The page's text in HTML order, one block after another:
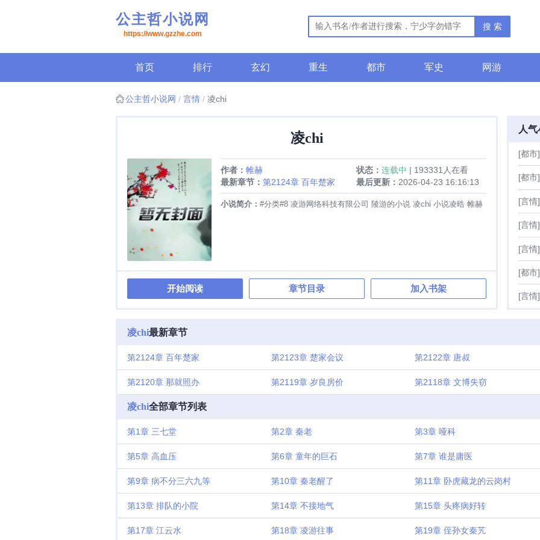
公主哲小说网
https://www.gzzhe.com
搜 索
首页 排行 玄幻 重生 都市 军史 网游
公主哲小说网 言情 凌chi
凌chi
作者： 帷赫 状态：连载中 | 193331人在看
最新章节： 第2124章 百年楚家 最后更新： 2026-04-23 16:16:13
小说简介： #分类#8 凌游网络科技有限公司 陵游的小说 凌chi 小说凌晧 帷赫
开始阅读 章节目录 加入书架
人
[都市]
[都市]
[言情]
[言情]
[言情]
[都市]
[言情]
凌chi最新章节
第2124章 百年楚家 第2123章 楚家会议 第2122章 唐叔
第2120章 那就照办 第2119章 岁良房价 第2118章 文博失窃
凌chi全部章节列表
第1章 三七堂 第2章 秦老 第3章 哑科
第5章 高血压 第6章 童年的巨石 第7章 谁是庸医
第9章 病不分三六九等 第10章 秦老醒了 第11章 卧虎藏龙的云岗村
第13章 排队的小院 第14章 不接地气 第15章 头疼病好转
第17章 江云水 第18章 凌游往事 第19章 侄孙女秦艽